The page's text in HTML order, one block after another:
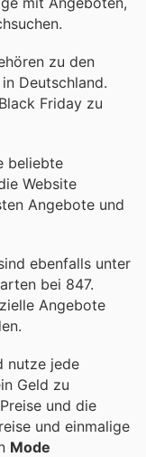
zu den
Deutschland.
Friday zu
beliebte
Website
Angebote und
ebenfalls unter
bei 847.
Angebote
nutze jede
Geld zu
und die
und einmalige
Mode